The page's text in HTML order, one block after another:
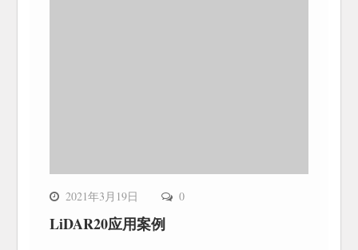
2021年3月19日 0
LiDAR20应用案例